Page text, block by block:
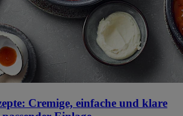
Cremige, einfache und klare